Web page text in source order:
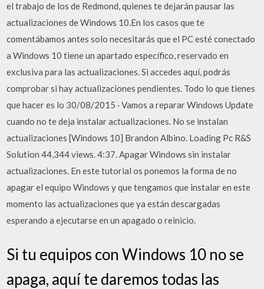
el trabajo de los de Redmond, quienes te dejarán pausar las
actualizaciones de Windows 10.En los casos que te
comentábamos antes solo necesitarás que el PC esté conectado
a Windows 10 tiene un apartado específico, reservado en
exclusiva para las actualizaciones. Si accedes aquí, podrás
comprobar si hay actualizaciones pendientes. Todo lo que tienes
que hacer es lo 30/08/2015 · Vamos a reparar Windows Update
cuando no te deja instalar actualizaciones. No se instalan
actualizaciones [Windows 10] Brandon Albino. Loading Pc R&S
Solution 44,344 views. 4:37. Apagar Windows sin instalar
actualizaciones. En este tutorial os ponemos la forma de no
apagar el equipo Windows y que tengamos que instalar en este
momento las actualizaciones que ya están descargadas
esperando a ejecutarse en un apagado o reinicio.
Si tu equipos con Windows 10 no se
apaga, aquí te daremos todas las